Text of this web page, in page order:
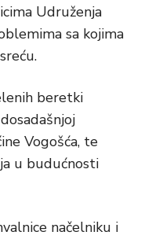
Udruženja
sa kojima
beretki
Vogošća, te
u budućnosti
načelniku i